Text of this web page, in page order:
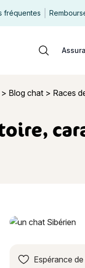
fréquentes
Rechercher
> Blog chat > Races
Sibérien : histoire,
Espérance